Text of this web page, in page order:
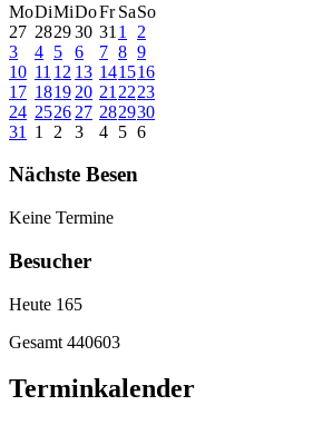
MoDiMiDoFr SaSo
27 282930 31 1
2
3
4 5 6 7 8 9
10 11 12 13 141516
17 1819 20 21 2223
24 2526 27 282930
31
1 2 3 4 5 6
Nächste Besen
Keine Termine
Besucher
Heute 165
Gesamt 440603
Terminkalender